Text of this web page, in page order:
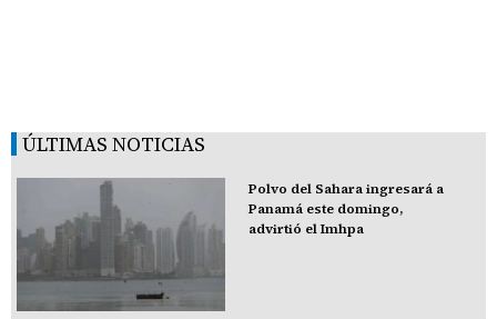
ÚLTIMAS NOTICIAS
Polvo del Sahara ingresará a
Panamá este domingo,
advirtió el Imhpa